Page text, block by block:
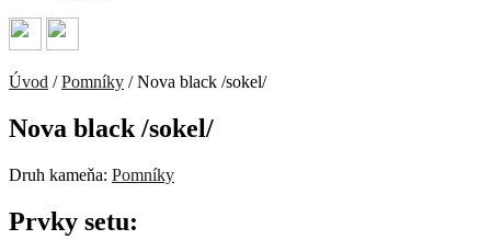
Úvod /Pomníky /Nova black /sokel/
Nova black /sokel/
Druh kameňa: Pomníky
Prvky setu: